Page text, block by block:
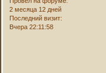
2 месяца 12 дней
Последний визит:
Вчера 22:11:58